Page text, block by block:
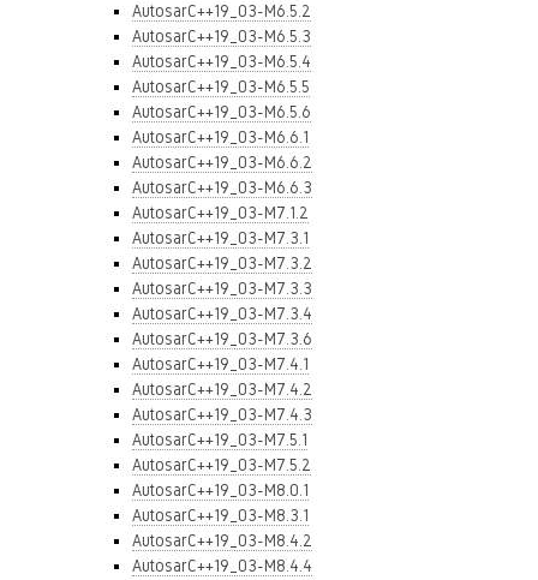
AutosarC++19_03-M6.5.2
AutosarC++19_03-M6.5.3
AutosarC++19_03-M6.5.4
AutosarC++19_03-M6.5.5
AutosarC++19_03-M6.5.6
AutosarC++19_03-M6.6.1
AutosarC++19_03-M6.6.2
AutosarC++19_03-M6.6.3
AutosarC++19_03-M7.1.2
AutosarC++19_03-M7.3.1
AutosarC++19_03-M7.3.2
AutosarC++19_03-M7.3.3
AutosarC++19_03-M7.3.4
AutosarC++19_03-M7.3.6
AutosarC++19_03-M7.4.1
AutosarC++19_03-M7.4.2
AutosarC++19_03-M7.4.3
AutosarC++19_03-M7.5.1
AutosarC++19_03-M7.5.2
AutosarC++19_03-M8.0.1
AutosarC++19_03-M8.3.1
AutosarC++19_03-M8.4.2
AutosarC++19_03-M8.4.4